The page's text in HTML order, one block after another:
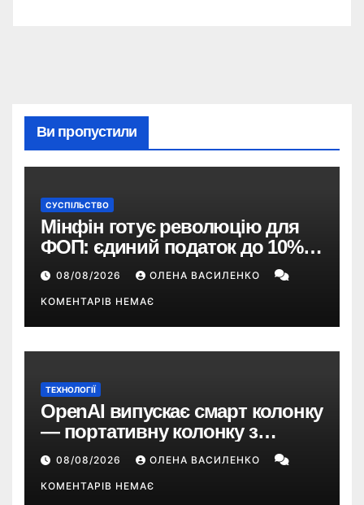
Ви пропустили
СУСПІЛЬСТВО
Мінфін готує революцію для
ФОП: єдиний податок до 10%,
ПДВ з 2028 року та перегляд 2-ї
групи
08/08/2026 ОЛЕНА ВАСИЛЕНКО
КОМЕНТАРІВ НЕМАЄ
ТЕХНОЛОГІЇ
OpenAI випускає смарт колонку
— портативну колонку з
ChatGPT, камерою та цінником
понад $300
08/08/2026 ОЛЕНА ВАСИЛЕНКО
КОМЕНТАРІВ НЕМАЄ